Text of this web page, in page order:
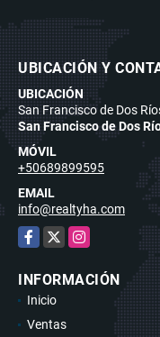
UBICACIÓN Y
UBICACIÓN
San Francisco de Dos
San Francisco de Dos
MÓVIL
+50689899595
EMAIL
info@realtyha.com
Facebook
X Instagram
INFORMACIÓN
Inicio
Ventas